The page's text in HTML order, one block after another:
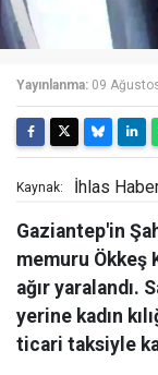
Yayınlanma: 09
Kaynak: İhlas
Gaziantep'in
memuru Ökkeş
ağır yaralandı.
yerine kadın
ticari taksiyle